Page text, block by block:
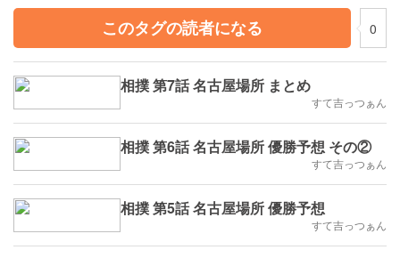
このタグの読者になる
0
相撲 第7話 名古屋場所 まとめ
すて吉っつぁん
相撲 第6話 名古屋場所 優勝予想 その②
すて吉っつぁん
相撲 第5話 名古屋場所 優勝予想
すて吉っつぁん